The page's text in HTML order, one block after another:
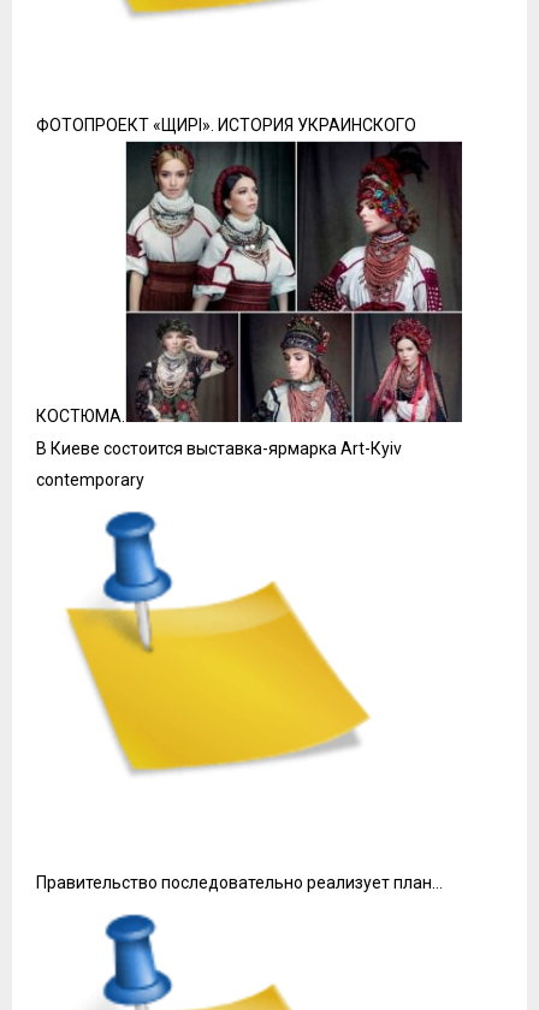
ФОТОПРОЕКТ «ЩИРI». ИСТОРИЯ УКРАИНСКОГО
КОСТЮМА.
В Киеве состоится выставка-ярмарка Art-Кyiv
contemporary
Правительство последовательно реализует план…